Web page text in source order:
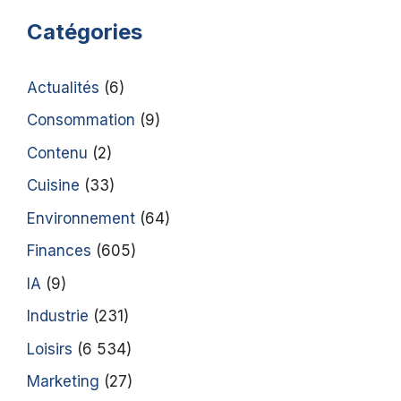
Catégories
Actualités (6)
Consommation (9)
Contenu (2)
Cuisine (33)
Environnement (64)
Finances (605)
IA (9)
Industrie (231)
Loisirs (6 534)
Marketing (27)